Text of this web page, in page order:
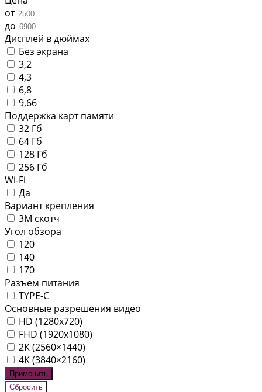
от
до
Дисплей в дюймах
Без экрана
3,2
4,3
6,8
9,66
Поддержка карт памяти
32 Гб
64 Гб
128 Гб
256 Гб
Wi-Fi
Да
Вариант крепления
3М скотч
Угол обзора
120
140
170
Разъем питания
TYPE-C
Основные разрешения видео
HD (1280x720)
FHD (1920x1080)
2K (2560×1440)
4K (3840×2160)